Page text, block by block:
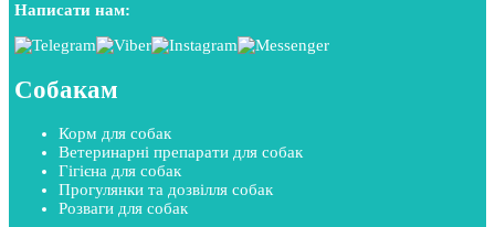
Написати нам:
Собакам
Корм для собак
Ветеринарні препарати для собак
Гігієна для собак
Прогулянки та дозвілля собак
Розваги для собак